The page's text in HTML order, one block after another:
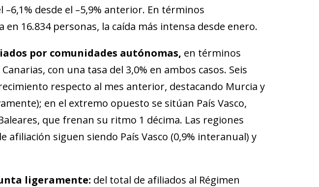
desde el –5,9% anterior. En términos
en 16.834 personas, la caída más intensa desde enero.
por comunidades autónomas, en términos
con una tasa del 3,0% en ambos casos. Seis
respecto al mes anterior, destacando Murcia y
en el extremo opuesto se sitúan País Vasco,
que frenan su ritmo 1 décima. Las regiones
afiliación siguen siendo País Vasco (0,9% interanual) y
ligeramente: del total de afiliados al Régimen